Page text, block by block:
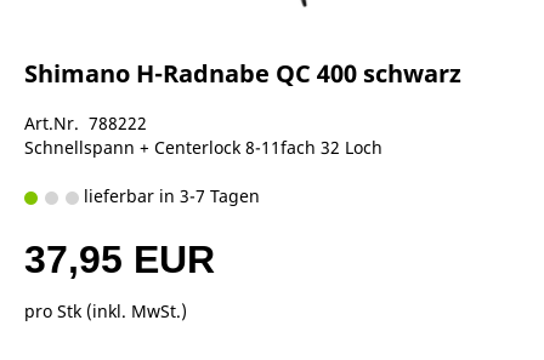
Shimano H-Radnabe QC 400 schwarz
Art.Nr. 788222
Schnellspann + Centerlock 8-11fach 32 Loch
lieferbar in 3-7 Tagen
37,95 EUR
pro Stk (inkl. MwSt.)